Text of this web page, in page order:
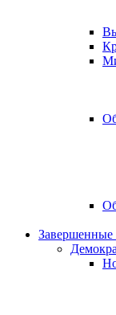
Завершенные